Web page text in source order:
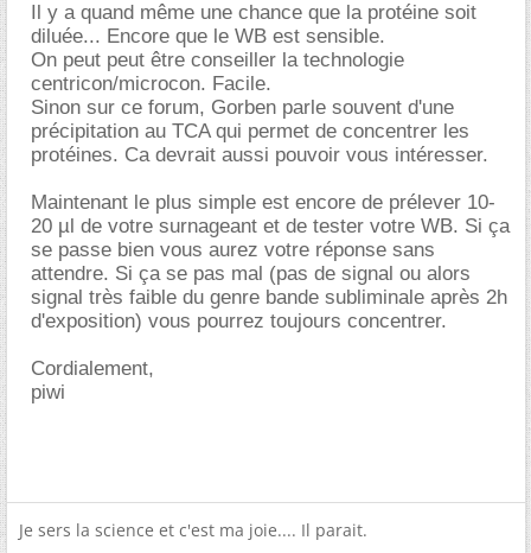
Il y a quand même une chance que la protéine soit
diluée... Encore que le WB est sensible.
On peut peut être conseiller la technologie
centricon/microcon. Facile.
Sinon sur ce forum, Gorben parle souvent d'une
précipitation au TCA qui permet de concentrer les
protéines. Ca devrait aussi pouvoir vous intéresser.
Maintenant le plus simple est encore de prélever 10-
20 µl de votre surnageant et de tester votre WB. Si ça
se passe bien vous aurez votre réponse sans
attendre. Si ça se pas mal (pas de signal ou alors
signal très faible du genre bande subliminale après 2h
d'exposition) vous pourrez toujours concentrer.
Cordialement,
piwi
Je sers la science et c'est ma joie.... Il parait.